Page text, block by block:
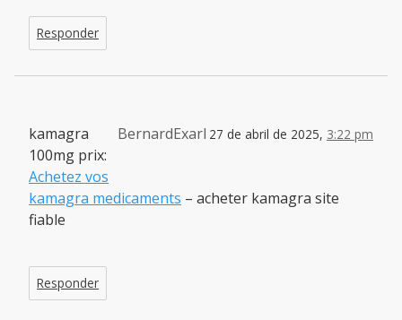
Responder
BernardExarl 27 de abril de 2025, 3:22 pm
kamagra
100mg prix:
Achetez vos
kamagra medicaments – acheter kamagra site
fiable
Responder